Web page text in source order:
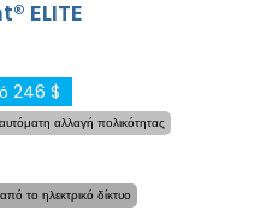
ELITE
246 $
αλλαγή πολικότητας
το ηλεκτρικό δίκτυο